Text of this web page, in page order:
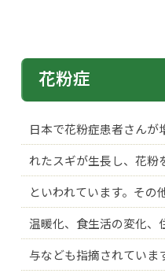
花粉症
日本で花粉症患者さんが
れたスギが生長し、花粉
といわれています。そ
温暖化、食生活の変化、
与なども指摘されていま